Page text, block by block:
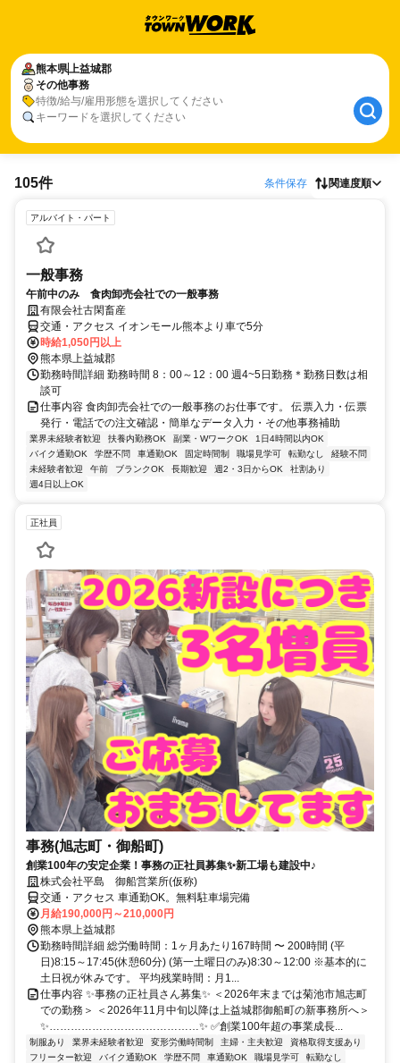
熊本県上益城郡
その他事務
特徴/給与/雇用形態を選択してください
キーワードを選択してください
105件 条件保存 関連度順
アルバイト・パート
一般事務
午前中のみ 食肉卸売会社での一般事務
有限会社古閑畜産
交通・アクセス イオンモール熊本より車で5分
時給1,050円以上
熊本県上益城郡
勤務時間詳細 勤務時間 8：00～12：00 週4~5日勤務＊勤務日数は相
談可
仕事内容 食肉卸売会社での一般事務のお仕事です。 伝票入力・伝票
発行・電話での注文確認・簡単なデータ入力・その他事務補助
業界未経験者歓迎 扶養内勤務OK 副業・WワークOK
1日4時間以内OK
バイク通勤OK
学歴不問 車通勤OK 固定時間制 職場見学可 転勤なし
経験不問
未経験者歓迎
午前 ブランクOK 長期歓迎 週2・3日からOK
社割あり
週4日以上OK
正社員
事務(旭志町・御船町)
創業100年の安定企業！事務の正社員募集✨新工場も建設中♪
株式会社平島 御船営業所(仮称)
交通・アクセス 車通勤OK。無料駐車場完備
月給190,000円～210,000円
熊本県上益城郡
勤務時間詳細 総労働時間：1ヶ月あたり167時間 〜 200時間 (平
日)8:15～17:45(休憩60分) (第一土曜日のみ)8:30～12:00 ※基本的に
土日祝が休みです。 平均残業時間：月1...
仕事内容 ✨事務の正社員さん募集✨ ＜2026年末までは菊池市旭志町
での勤務＞ ＜2026年11月中旬以降は上益城郡御船町の新事務所へ＞
✨……………………………………✨ ✅創業100年超の事業成長...
制服あり 業界未経験者歓迎 変形労働時間制 主婦・主夫歓迎
資格取得支援あり
フリーター歓迎
バイク通勤OK 学歴不問 車通勤OK 職場見学可
転勤なし